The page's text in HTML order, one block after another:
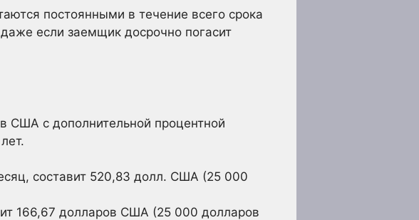
постоянными в течение всего срока
если заемщик досрочно погасит
США с дополнительной процентной
составит 520,83 долл. США (25 000
166,67 долларов США (25 000 долларов